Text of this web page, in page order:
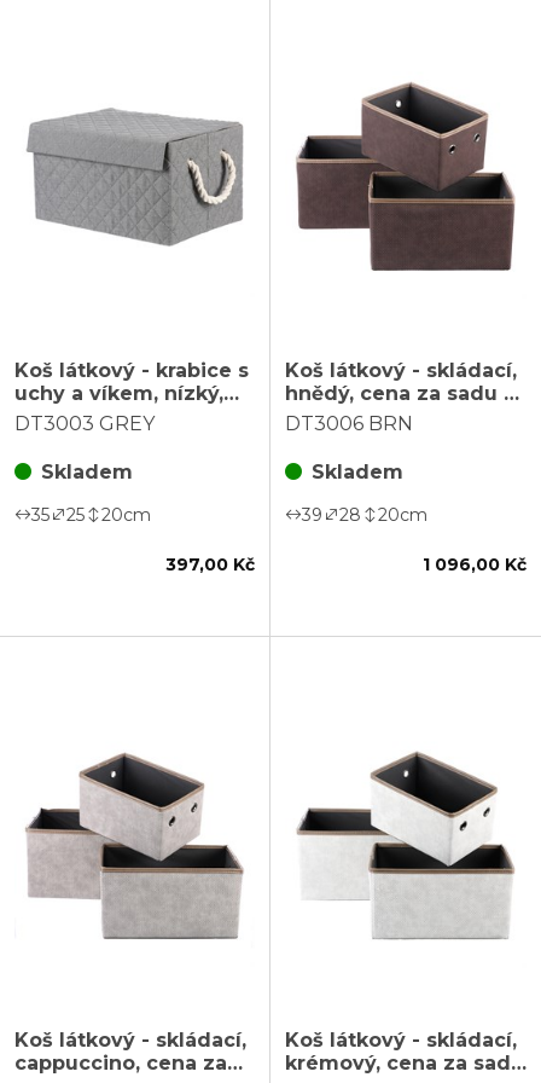
Koš látkový - krabice s
uchy a víkem, nízký,
šedý
DT3003 GREY
Skladem
35 25 20cm
397,00 Kč
Koš látkový - skládací,
hnědý, cena za sadu 3
ks
DT3006 BRN
Skladem
39 28 20cm
1 096,00 Kč
Koš látkový - skládací,
cappuccino, cena za
Koš látkový - skládací,
krémový, cena za sadu